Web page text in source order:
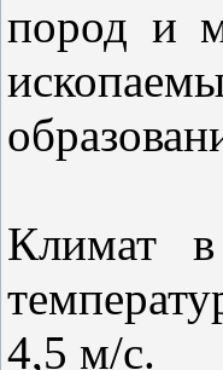
пород и
Климат
4,5 м/с.